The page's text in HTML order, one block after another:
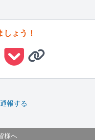
ょう！
報する
様へ